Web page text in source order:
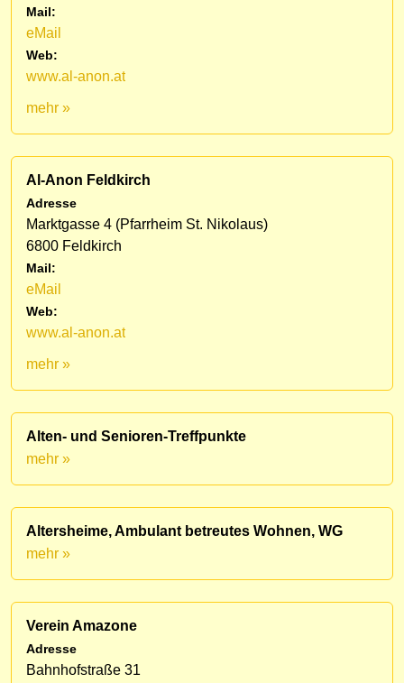
Mail:
eMail
Web:
www.al-anon.at
mehr »
Al-Anon Feldkirch
Adresse
Marktgasse 4 (Pfarrheim St. Nikolaus)
6800 Feldkirch
Mail:
eMail
Web:
www.al-anon.at
mehr »
Alten- und Senioren-Treffpunkte
mehr »
Altersheime, Ambulant betreutes Wohnen, WG
mehr »
Verein Amazone
Adresse
Bahnhofstraße 31